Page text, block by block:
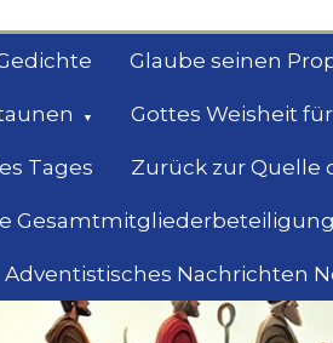
Glaube seinen
Gottes Weisheit
Tages Zurück zur Quelle
Gesamtmitgliederbeteiligung
Adventistisches Nachrichten